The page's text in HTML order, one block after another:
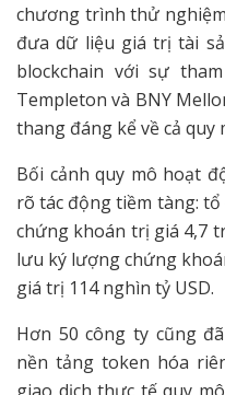
chương trình thử
đưa dữ liệu giá trị tài
blockchain với sự
Templeton và BNY
thang đáng kể về cả quy
Bối cảnh quy mô hoạt
rõ tác động tiềm tàng: tổ
chứng khoán trị giá 4,7
lưu ký lượng chứng
giá trị 114 nghìn tỷ USD.
Hơn 50 công ty cũng
nền tảng token hóa